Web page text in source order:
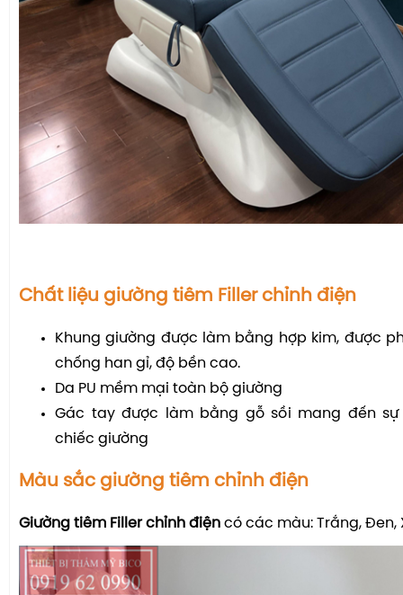
Chất liệu giường tiêm Filler chỉnh điện
Khung giường được làm bằng hợp kim, được
chống han gỉ, độ bền cao.
Da PU mềm mại toàn bộ giường
Gác tay được làm bằng gỗ sồi mang đến
chiếc giường
Màu sắc giường tiêm chỉnh điện
Giường tiêm Filler chỉnh điện có các màu: Trắng, Đen,